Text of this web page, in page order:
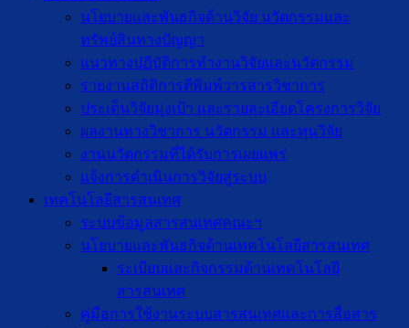
นโยบายและพันธกิจด้านวิจัย นวัตกรรมและ
ทรัพย์สินทางปัญญา
แนวทางปฏิบัติการทำงานวิจัยและนวัตกรรม
รายงานสถิติการตีพิมพ์วารสารวิชาการ
ประเด็นวิจัยมุ่งเป้า และรายละเอียดโครงการวิจัย
ผลงานทางวิชาการ นวัตกรรม และทุนวิจัย
งานนวัตกรรมที่ได้รับการเผยแพร่
แจ้งการดำเนินการวิจัยสู่ระบบ
เทคโนโลยีสารสนเทศ
ระบบข้อมูลสารสนเทศคณะฯ
นโยบายและพันธกิจด้านเทคโนโลยีสารสนเทศ
ระเบียบและกิจกรรมด้านเทคโนโลยี
สารสนเทศ
คู่มือการใช้งานระบบสารสนเทศและการสื่อสาร